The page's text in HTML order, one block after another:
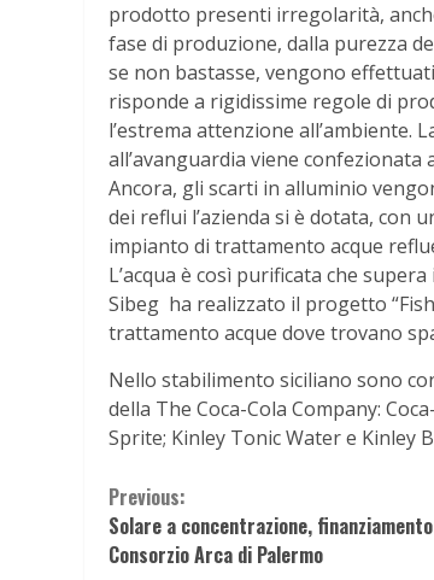
prodotto presenti irregolarità,
fase di produzione, dalla purezza
se non bastasse, vengono
risponde a rigidissime regole di
l’estrema attenzione all’ambiente.
all’avanguardia viene
Ancora, gli scarti in alluminio
dei reflui l’azienda si è dotata, con
impianto di trattamento acque
L’acqua è così purificata che
Sibeg ha realizzato il progetto
trattamento acque dove trovano
Nello stabilimento siciliano sono
della The Coca-Cola Company:
Sprite; Kinley Tonic Water e Kinley
Continue
Reading
Previous:
Solare a concentrazione,
Consorzio Arca di Palermo